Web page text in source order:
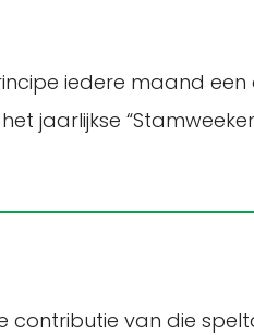
iedere maand
jaarlijkse
contributie van die